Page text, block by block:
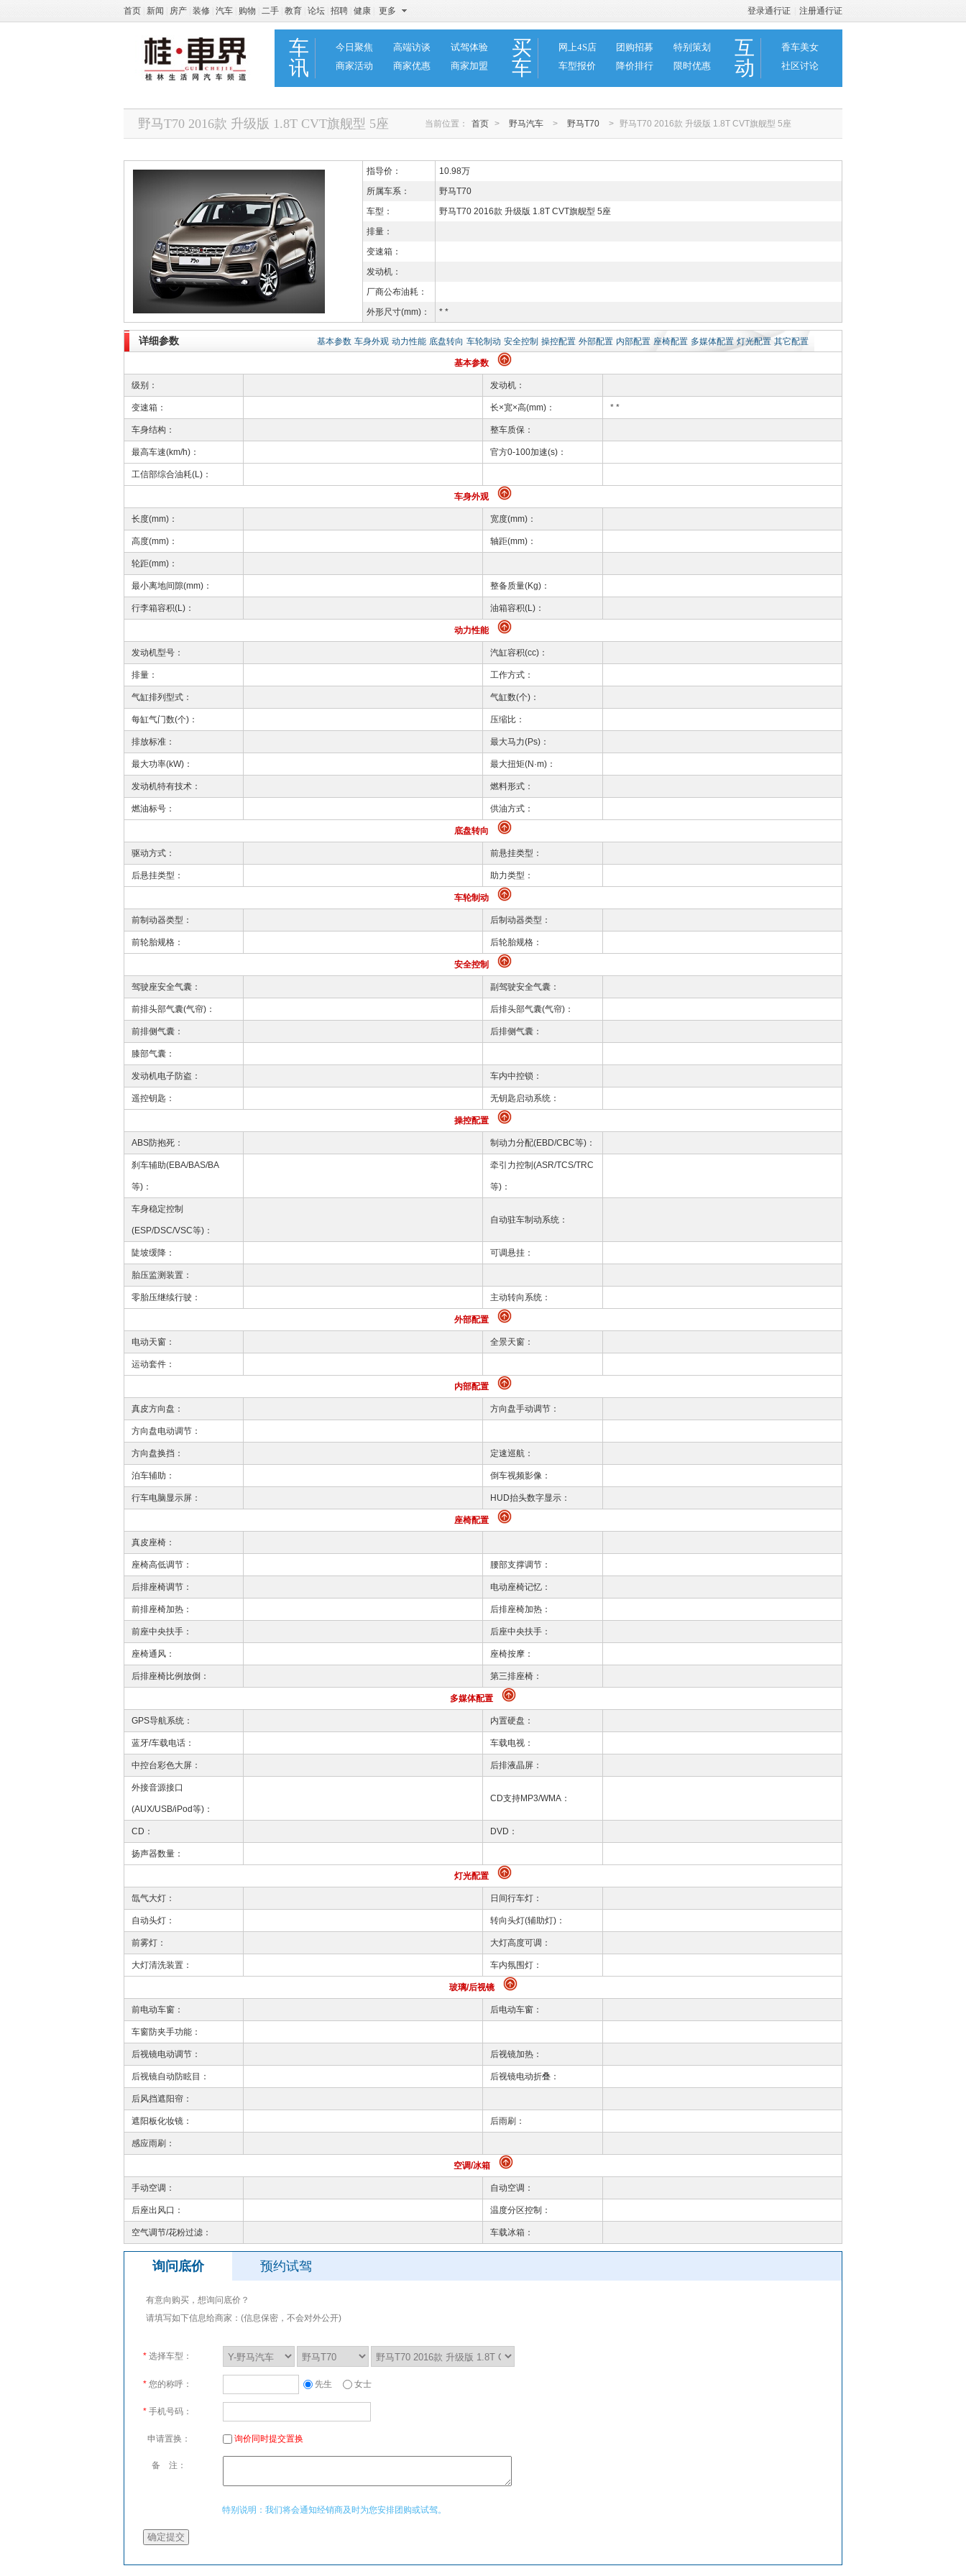
注册通行证
登录通行证
首页 新闻 房产 装修 汽车 购物 二手 教育 论坛 招聘 健康 更多
车
讯
今日聚焦 高端访谈
试驾体验
商家活动
商家优惠 商家加盟
买
车
网上4S店 团购招募
特别策划
车型报价
降价排行 限时优惠
互
动
香车美女
社区讨论
野马T70 2016款 升级版 1.8T CVT旗舰型 5座 当前位置： 首页 > 野马汽车 > 野马T70 > 野马T70 2016款 升级版 1.8T CVT旗舰型 5座
指导价：
10.98万
所属车系：
野马T70
车型：
野马T70 2016款 升级版 1.8T CVT旗舰型 5座
排量：
变速箱：
发动机：
厂商公布油耗：
外形尺寸(mm)：
* *
基本参数 车身外观 动力性能 底盘转向 车轮制动 安全控制 操控配置 外部配置 内部配置 座椅配置 多媒体配置 灯光配置 其它配置
详细参数
基本参数
级别： 发动机：
变速箱： 长×宽×高(mm)： * *
车身结构： 整车质保：
最高车速(km/h)： 官方0-100加速(s)：
工信部综合油耗(L)：
车身外观
长度(mm)： 宽度(mm)：
高度(mm)： 轴距(mm)：
轮距(mm)：
最小离地间隙(mm)： 整备质量(Kg)：
行李箱容积(L)： 油箱容积(L)：
动力性能
发动机型号： 汽缸容积(cc)：
排量： 工作方式：
气缸排列型式： 气缸数(个)：
每缸气门数(个)： 压缩比：
排放标准： 最大马力(Ps)：
最大功率(kW)： 最大扭矩(N·m)：
发动机特有技术： 燃料形式：
燃油标号： 供油方式：
底盘转向
驱动方式： 前悬挂类型：
后悬挂类型： 助力类型：
车轮制动
前制动器类型： 后制动器类型：
前轮胎规格： 后轮胎规格：
安全控制
驾驶座安全气囊： 副驾驶安全气囊：
前排头部气囊(气帘)： 后排头部气囊(气帘)：
前排侧气囊： 后排侧气囊：
膝部气囊：
发动机电子防盗： 车内中控锁：
遥控钥匙： 无钥匙启动系统：
操控配置
ABS防抱死： 制动力分配(EBD/CBC等)：
刹车辅助(EBA/BAS/BA
等)：
牵引力控制(ASR/TCS/TRC
等)：
车身稳定控制
(ESP/DSC/VSC等)：
自动驻车制动系统：
陡坡缓降： 可调悬挂：
胎压监测装置：
零胎压继续行驶： 主动转向系统：
外部配置
电动天窗： 全景天窗：
运动套件：
内部配置
真皮方向盘： 方向盘手动调节：
方向盘电动调节：
方向盘换挡： 定速巡航：
泊车辅助： 倒车视频影像：
行车电脑显示屏： HUD抬头数字显示：
座椅配置
真皮座椅：
座椅高低调节： 腰部支撑调节：
后排座椅调节： 电动座椅记忆：
前排座椅加热： 后排座椅加热：
前座中央扶手： 后座中央扶手：
座椅通风： 座椅按摩：
后排座椅比例放倒： 第三排座椅：
多媒体配置
GPS导航系统： 内置硬盘：
蓝牙/车载电话： 车载电视：
中控台彩色大屏： 后排液晶屏：
外接音源接口
(AUX/USB/iPod等)：
CD支持MP3/WMA：
CD： DVD：
扬声器数量：
灯光配置
氙气大灯： 日间行车灯：
自动头灯： 转向头灯(辅助灯)：
前雾灯： 大灯高度可调：
大灯清洗装置： 车内氛围灯：
玻璃/后视镜
前电动车窗： 后电动车窗：
车窗防夹手功能：
后视镜电动调节： 后视镜加热：
后视镜自动防眩目： 后视镜电动折叠：
后风挡遮阳帘：
遮阳板化妆镜： 后雨刷：
感应雨刷：
空调/冰箱
手动空调： 自动空调：
后座出风口： 温度分区控制：
空气调节/花粉过滤： 车载冰箱：